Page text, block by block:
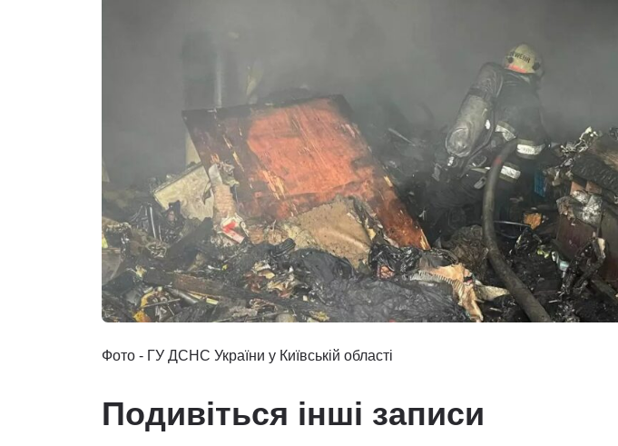
Фото - ГУ ДСНС України у Київській області
Подивіться інші записи